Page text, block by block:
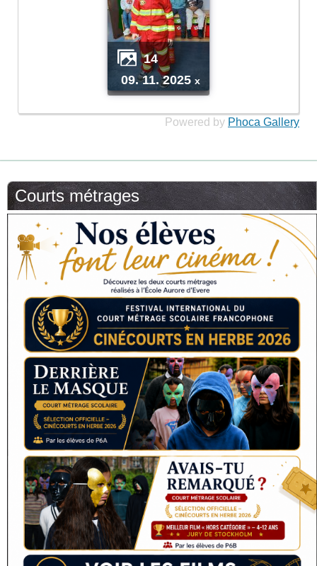
14
09. 11. 2025x
Powered by Phoca Gallery
Courts métrages